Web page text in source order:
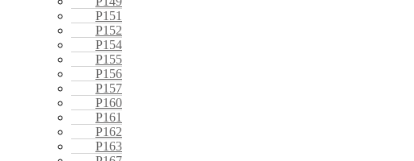
P151
P152
P154
P155
P156
P157
P160
P161
P162
P163